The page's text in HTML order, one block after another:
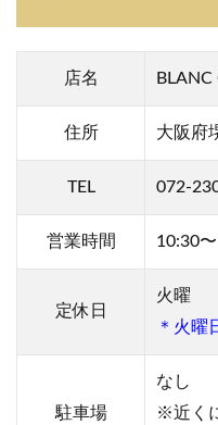
店名 BLANC
住所 大阪府
TEL 072-
営業時間 10:30
定休日
火曜
＊火曜
駐車場
なし
※近く